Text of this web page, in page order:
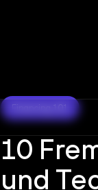
Financing 101
10
und